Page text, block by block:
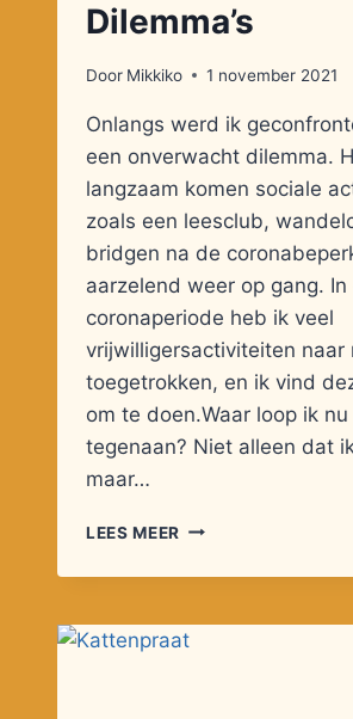
Dilemma’s
Door Mikkiko 1 november 2021
Onlangs werd ik
een onverwacht dilemma.
langzaam komen sociale
zoals een leesclub,
bridgen na de
aarzelend weer op gang. In
coronaperiode heb ik veel
vrijwilligersactiviteiten naar
toegetrokken, en ik vind
om te doen.Waar loop ik nu
tegenaan? Niet alleen dat
maar…
LEES MEER DILEMMA’S